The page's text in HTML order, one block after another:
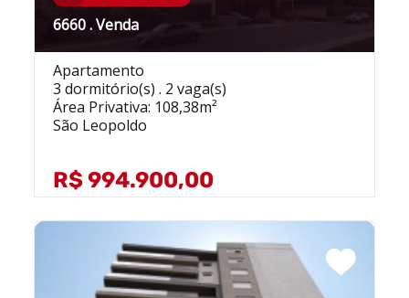
6660 . Venda
Apartamento
3 dormitório(s) . 2 vaga(s)
Área Privativa: 108,38m²
São Leopoldo
R$ 994.900,00